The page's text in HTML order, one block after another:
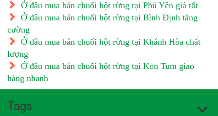
Ở đâu mua bán chuối hột rừng tại Phú Yên giá tốt
Ở đâu mua bán chuối hột rừng tại Bình Định tăng
cường
Ở đâu mua bán chuối hột rừng tại Khánh Hòa chất
lượng
Ở đâu mua bán chuối hột rừng tại Kon Tum giao
hàng nhanh
Tags